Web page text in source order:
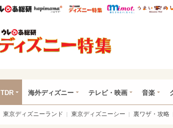
ウレぴあ総研ハピママ* ウレぴあ総研 ディ
mimot.
TDR 海外ディズニー テレビ・映画 音楽
東京ディズニーランド 東京ディズニーシー 裏ワザ・攻略